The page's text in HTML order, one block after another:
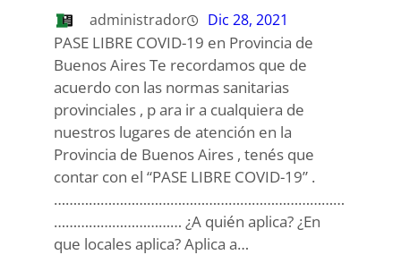
administrador Dic 28, 2021
PASE LIBRE COVID-19 en Provincia de
Buenos Aires Te recordamos que de
acuerdo con las normas sanitarias
provinciales , p ara ir a cualquiera de
nuestros lugares de atención en la
Provincia de Buenos Aires , tenés que
contar con el “PASE LIBRE COVID-19” .
…………………………………………………………………
…………………………… ¿A quién aplica? ¿En
que locales aplica? Aplica a…